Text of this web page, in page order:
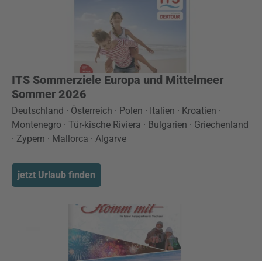
ITS Sommerziele Europa und Mittelmeer
Sommer 2026
Deutschland · Österreich · Polen · Italien · Kroatien ·
Montenegro · Tür-kische Riviera · Bulgarien · Griechenland
· Zypern · Mallorca · Algarve
jetzt Urlaub finden